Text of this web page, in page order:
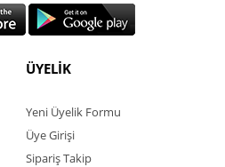
ÜYELİK
Yeni Üyelik Formu
Üye Girişi
Sipariş Takip